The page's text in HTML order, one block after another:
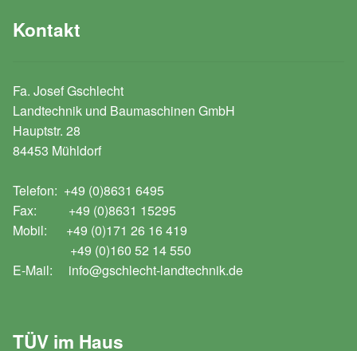
Kontakt
Fa. Josef Gschlecht
Landtechnik und Baumaschinen GmbH
Hauptstr. 28
84453 Mühldorf
Telefon: +49 (0)8631 6495
Fax: +49 (0)8631 15295
Mobil: +49 (0)171 26 16 419
+49 (0)160 52 14 550
E-Mail: info@gschlecht-landtechnik.de
TÜV im Haus